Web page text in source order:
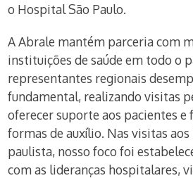
o Hospital São Paulo.
A Abrale mantém parceria com
instituições de saúde em todo o
representantes regionais
fundamental, realizando visitas
oferecer suporte aos pacientes e
formas de auxílio. Nas visitas
paulista, nosso foco foi
com as lideranças hospitalares,